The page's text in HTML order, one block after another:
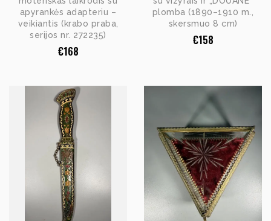
apyrankės adapteriu –
veikiantis (krabo praba,
serijos nr. 272235)
€168
plomba (1890–1910 m.,
skersmuo 8 cm)
€158